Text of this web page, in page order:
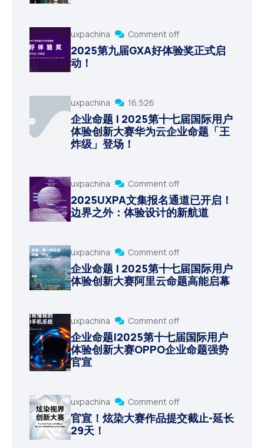
uxpachina Comment off
2025第九届GXA好体验奖正式启
动！
uxpachina 16,526
企业命题 | 2025第十七届国际用户
体验创新大赛华为云企业命题「王
炸级」登场！
uxpachina Comment off
2025UXPA文集报名通道已开启！
边界之外：体验设计的新航道
uxpachina Comment off
企业命题 | 2025第十七届国际用户
体验创新大赛阿里云命题高能启幕
uxpachina Comment off
企业命题|2025第十七届国际用户
体验创新大赛OPPO企业命题强势
官宣
uxpachina Comment off
官宣！炫染大赛作品提交截止-延长
29天！